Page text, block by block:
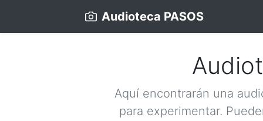
Audioteca PASOS
Aquí encontrarán una
para experimentar.